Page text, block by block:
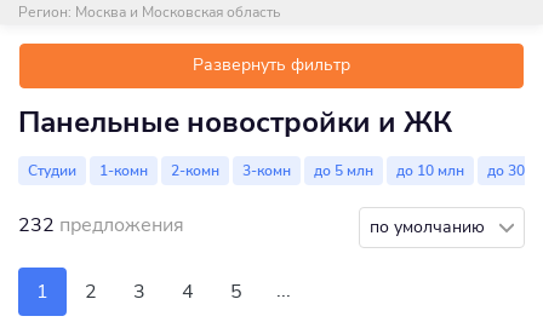
Регион: Москва и Московская область
Развернуть фильтр
Панельные новостройки и ЖК
Студии 1-комн 2-комн 3-комн до 5 млн до 10 млн до 30 м²
232 предложения по умолчанию
1 2 3 4 5 ...